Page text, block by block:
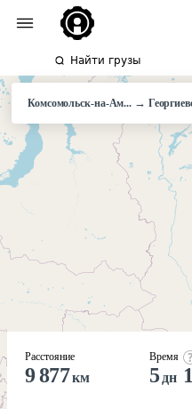
Найти грузы
Комсомольск-на-Ам... →
Расстояние
9 877км
Время
5 дн